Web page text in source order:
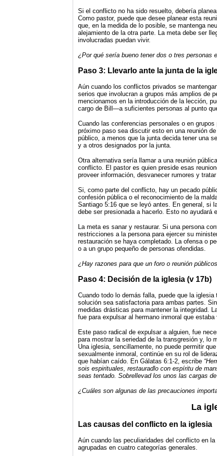
Si el conflicto no ha sido resuelto, debería
Como pastor, puede que desee planear esta
que, en la medida de lo posible, se mantenga
alejamiento de la otra parte. La meta debe ser
involucradas puedan vivir.
¿Por qué sería bueno tener dos o tres personas
Paso 3: Llevarlo ante la junta de la
Aún cuando los conflictos privados se
serios que involucran a grupos más amplios de
mencionamos en la introducción de la lección,
cargo de Bill—a suficientes personas al punto
Cuando las conferencias personales o en
próximo paso sea discutir esto en una reunión
público, a menos que la junta decida tener una
y a otros designados por la junta.
Otra alternativa sería llamar a una reunión
conflicto. El pastor es quien preside esas
proveer información, desvanecer rumores y
Si, como parte del conflicto, hay un pecado
confesión pública o el reconocimiento de la
Santiago 5:16 que se leyó antes. En general, si
debe ser presionada a hacerlo. Esto no ayudará
La meta es sanar y restaurar. Si una persona
restricciones a la persona para ejercer su
restauración se haya completado. La ofensa o
o a un grupo pequeño de personas ofendidas.
¿Hay razones para que un foro o reunión
Paso 4: Decisión de la iglesia (v 17b)
Cuando todo lo demás falla, puede que la
solución sea satisfactoria para ambas partes.
medidas drásticas para mantener la integridad.
fue para expulsar al hermano inmoral que
Este paso radical de expulsar a alguien, fue
para mostrar la seriedad de la transgresión y, lo
Una iglesia, sencillamente, no puede permitir
sexualmente inmoral, continúe en su rol de
que habían caído. En Gálatas 6:1-2, escribe
sois espirituales, restauradlo con espíritu de
seas tentado. Sobrellevad los unos las cargas
¿Cuáles son algunas de las precauciones
La
Las causas del conflicto en la iglesia
Aún cuando las peculiaridades del conflicto en
agrupadas en cuatro categorías generales.